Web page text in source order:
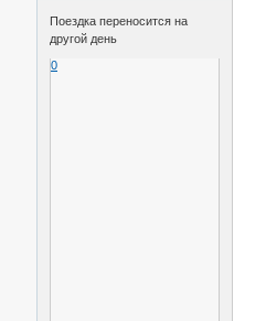
Поездка переносится на
другой день
0